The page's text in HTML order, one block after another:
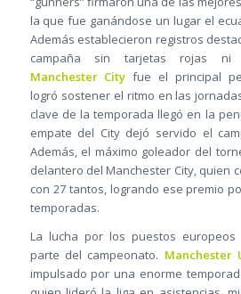
la que fue ganándose un lugar el
Además establecieron registros
campaña sin tarjetas rojas ni
Manchester City fue el principal
logró sostener el ritmo en las
clave de la temporada llegó en la
empate del City dejó servido el
Además, el máximo goleador del
delantero del Manchester City, quien
con 27 tantos, logrando ese premio
temporadas.
La lucha por los puestos europeos
parte del campeonato. Manchester
impulsado por una enorme